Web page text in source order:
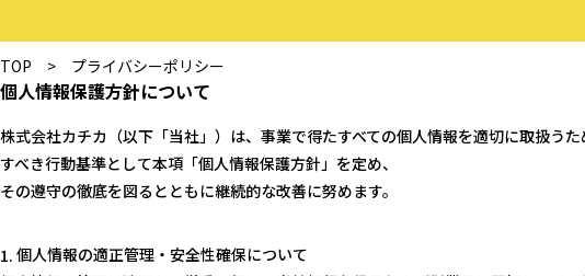
TOP > プライバシーポリシー
個人情報保護方針について
株式会社カチカ（以下「当社」）は、事業で得たすべての個人情報を適切に取扱う
すべき行動基準として本項「個人情報保護方針」を定め、
その遵守の徹底を図るとともに継続的な改善に努めます。
個人情報の適正管理・安全性確保について